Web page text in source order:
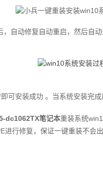
自动修复自动重启，然后自
可安装成功 。当系统安装完
dc1062TX笔记本重装系统
行修复，保证一键重装不会出